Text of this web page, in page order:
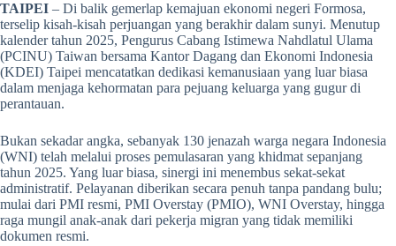
TAIPEI – Di balik gemerlap kemajuan ekonomi negeri Formosa,
terselip kisah-kisah perjuangan yang berakhir dalam sunyi. Menutup
kalender tahun 2025, Pengurus Cabang Istimewa Nahdlatul Ulama
(PCINU) Taiwan bersama Kantor Dagang dan Ekonomi Indonesia
(KDEI) Taipei mencatatkan dedikasi kemanusiaan yang luar biasa
dalam menjaga kehormatan para pejuang keluarga yang gugur di
perantauan.
Bukan sekadar angka, sebanyak 130 jenazah warga negara Indonesia
(WNI) telah melalui proses pemulasaran yang khidmat sepanjang
tahun 2025. Yang luar biasa, sinergi ini menembus sekat-sekat
administratif. Pelayanan diberikan secara penuh tanpa pandang bulu;
mulai dari PMI resmi, PMI Overstay (PMIO), WNI Overstay, hingga
raga mungil anak-anak dari pekerja migran yang tidak memiliki
dokumen resmi.